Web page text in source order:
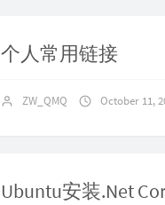
个人常用链接
ZW_QMQ October 11,
Ubuntu安装.Net